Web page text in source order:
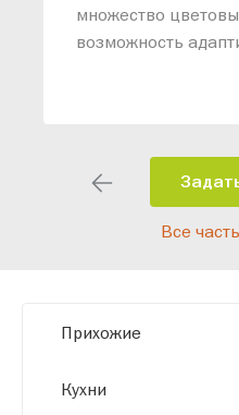
множество
возможность
помещения и
Благодаря
размерам.
Все
Прихожие
Кухни